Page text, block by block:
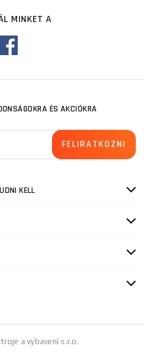
MINKET A
ÉS AKCIÓKRA
KELL
a vybavení s.r.o.